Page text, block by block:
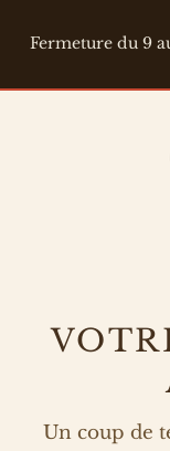
Fermeture du 9
Un coup de